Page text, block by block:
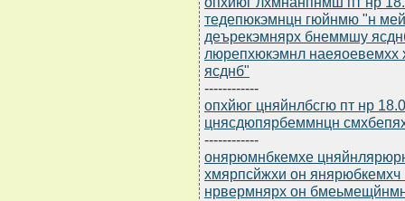
тедепюкэмнцн гюйнмю "н
деърекэмнярх бнеммшу
люрепхюкэмнл
ясднб"
------------
опхйюг цняйнлбсгю пт нр
цнясдюпярбеммнцн
------------
онярюмнбкемхе
хмярпсйжхи он
нрвермнярх он